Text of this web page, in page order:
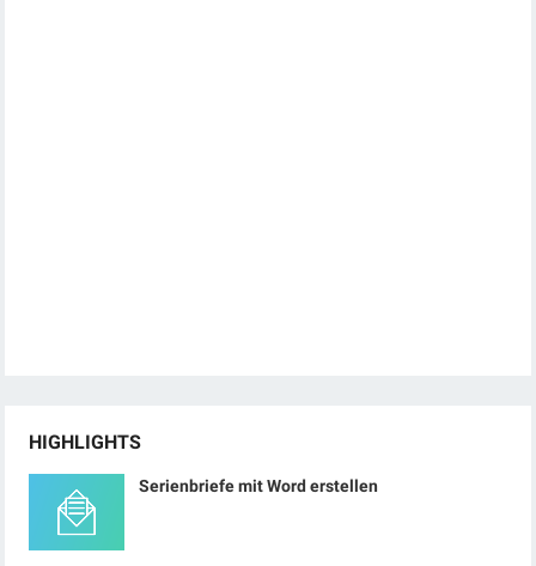
HIGHLIGHTS
Serienbriefe mit Word erstellen